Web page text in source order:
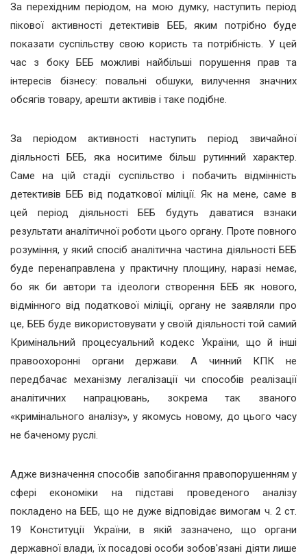
За перехідним періодом, на мою думку, наступить період
пікової активності детективів БЕБ, яким потрібно буде
показати суспільству свою користь та потрібність. У цей
час з боку БЕБ можливі найбільші порушення прав та
інтересів бізнесу: повальні обшуки, вилучення значних
обсягів товару, арешти активів і таке подібне.
За періодом активності наступить період звичайної
діяльності БЕБ, яка носитиме більш рутинний характер.
Саме на цій стадії суспільство і побачить відмінність
детективів БЕБ від податкової міліції. Як на мене, саме в
цей період діяльності БЕБ будуть даватися взнаки
результати аналітичної роботи цього органу. Проте повного
розуміння, у який спосіб аналітична частина діяльності БЕБ
буде перенаправлена у практичну площину, наразі немає,
бо як би автори та ідеологи створення БЕБ як нового,
відмінного від податкової міліції, органу не заявляли про
це, БЕБ буде використовувати у своїй діяльності той самий
Кримінальний процесуальний кодекс України, що й інші
правоохоронні органи держави. А чинний КПК не
передбачає механізму легалізації чи способів реалізації
аналітичних напрацювань, зокрема так званого
«кримінального аналізу», у якомусь новому, до цього часу
не баченому руслі.
Адже визначення способів запобігання правопорушенням у
сфері економіки на підставі проведеного аналізу
покладено на БЕБ, що не дуже відповідає вимогам ч. 2 ст.
19 Конституції України, в якій зазначено, що органи
державної влади, їх посадові особи зобов'язані діяти лише